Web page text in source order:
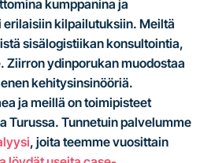
kumppanina ja
kilpailutuksiin. Meiltä
sisälogistiikan konsultointia,
Ziirron ydinporukan muodostaa
kehitysinsinööriä.
ja meillä on toimipisteet
Turussa. Tunnetuin palvelumme
, joita teemme vuosittain